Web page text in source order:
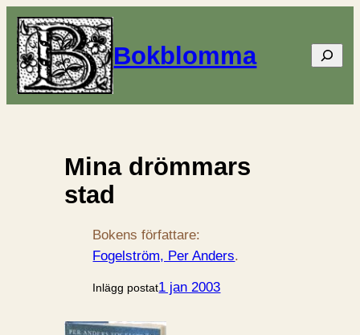
Bokblomma Sök
Mina drömmars
stad
Bokens författare:
Fogelström, Per Anders.
Inlägg postat1 jan 2003